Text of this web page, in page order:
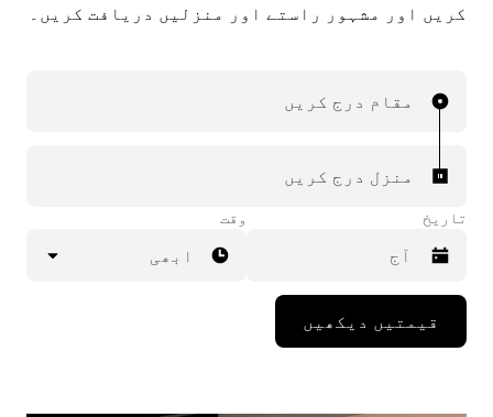
کریں اور مشہور راستے اور منزلیں دریافت کریں۔
مقام درج کریں
منزل درج کریں
تاریخ
Press
down
وقت
ابھی
قیمتیں دیکھیں